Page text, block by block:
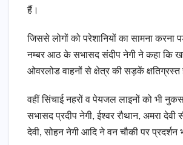
हैं।
जिससे लोगों को परेशानियों का सामना करना
नम्बर आठ के सभासद संदीप नेगी ने कहा कि
ओवरलोड वाहनों से क्षेत्र की सड़कें क्षतिग्रस्त
वहीं सिंचाई नहरों व पेयजल लाइनों को भी
सभासद प्रदीप नेगी, ईश्वर रौथान, अमरा देवी
देवी, सोहन नेगी आदि ने वन चौकी पर प्रदर्शन